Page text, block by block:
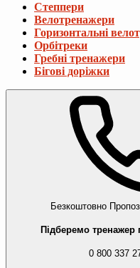
Степпери
Велотренажери
Горизонтальні
Орбітреки
Гребні тренажери
Бігові доріжки
Безкоштовно
Підберемо тренажер
0 800 337